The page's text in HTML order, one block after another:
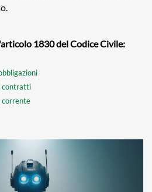
1830 del Codice Civile:
contratti
corrente